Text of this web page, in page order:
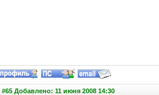
#65 Добавлено: 11 июня 2008 14:30